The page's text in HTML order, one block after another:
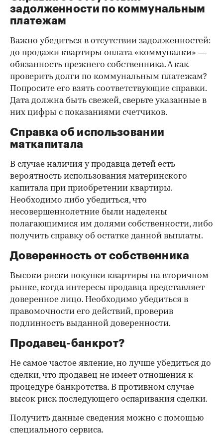
задолженности по коммунальным
платежам
Важно убедиться в отсутствии задолженностей:
до продажи квартиры оплата «коммуналки» —
обязанность прежнего собственника. А как
проверить долги по коммунальным платежам?
Попросите его взять соответствующие справки.
Дата должна быть свежей, сверьте указанные в
них цифры с показаниями счетчиков.
Справка об использовании
маткапитала
В случае наличия у продавца детей есть
вероятность использования материнского
капитала при приобретении квартиры.
Необходимо либо убедиться, что
несовершеннолетние были наделены
полагающимися им долями собственности, либо
получить справку об остатке данной выплаты.
Доверенность от собственника
Высоки риски покупки квартиры на вторичном
рынке, когда интересы продавца представляет
доверенное лицо. Необходимо убедиться в
правомочности его действий, проверив
подлинность выданной доверенности.
Продавец-банкрот?
Не самое частое явление, но лучше убедиться до
сделки, что продавец не имеет отношения к
процедуре банкротства. В противном случае
высок риск последующего оспаривания сделки.
Получить данные сведения можно с помощью
специального сервиса.